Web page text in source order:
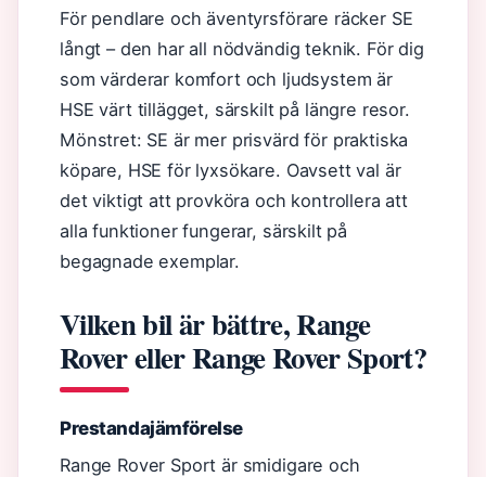
För pendlare och äventyrsförare räcker SE
långt – den har all nödvändig teknik. För dig
som värderar komfort och ljudsystem är
HSE värt tillägget, särskilt på längre resor.
Mönstret: SE är mer prisvärd för praktiska
köpare, HSE för lyxsökare. Oavsett val är
det viktigt att provköra och kontrollera att
alla funktioner fungerar, särskilt på
begagnade exemplar.
Vilken bil är bättre, Range
Rover eller Range Rover Sport?
Prestandajämförelse
Range Rover Sport är smidigare och